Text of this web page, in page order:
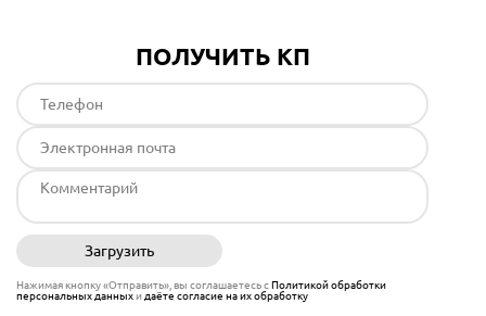
ПОЛУЧИТЬ КП
Загрузить
Нажимая кнопку «Отправить», вы соглашаетесь сПолитикой обработки
персональных данныхи даёте согласие на их обработку